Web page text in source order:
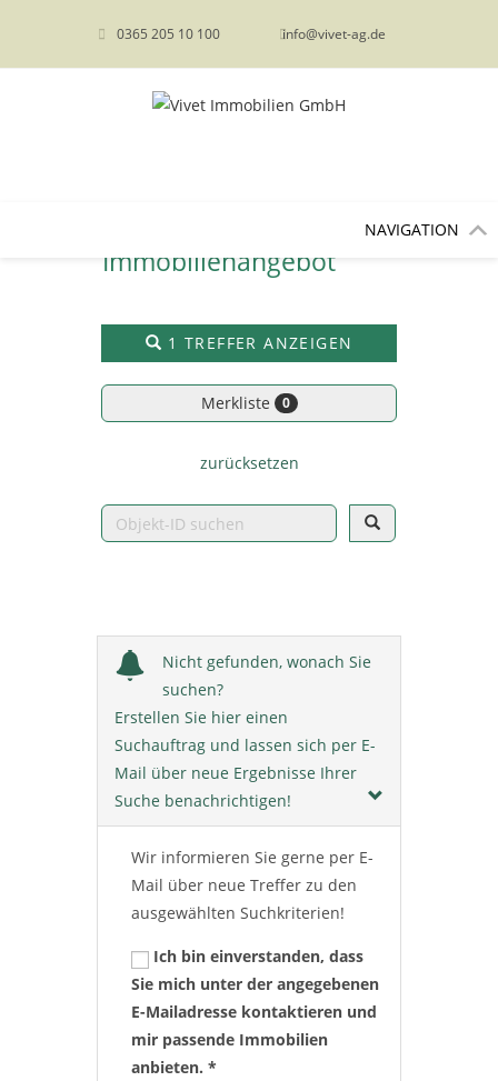
0365 205 10 100 info@vivet-ag.de
NAVIGATION
Immobilien­angebot
1 TREFFER ANZEIGEN
Merkliste 0
zurücksetzen
Nicht gefunden, wonach Sie
suchen?
Erstellen Sie hier einen
Suchauftrag und lassen sich per E-
Mail über neue Ergebnisse Ihrer
Suche benachrichtigen!
Wir informieren Sie gerne per E-
Mail über neue Treffer zu den
ausgewählten Suchkriterien!
Ich bin einverstanden, dass
Sie mich unter der angegebenen
E-Mailadresse kontaktieren und
mir passende Immobilien
anbieten. *